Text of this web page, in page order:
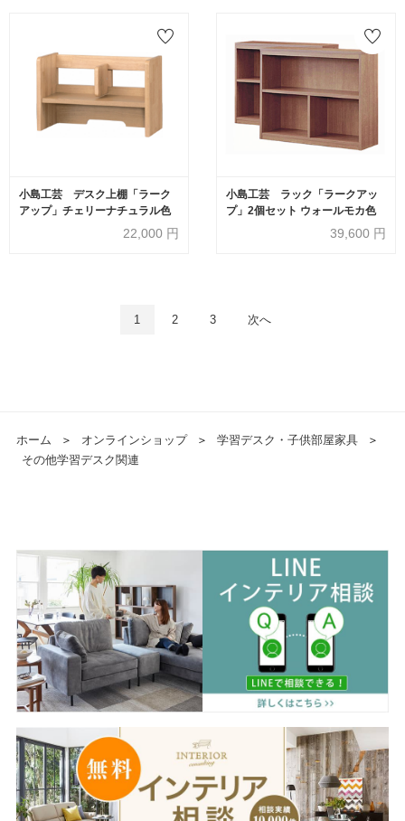
小島工芸 デスク上棚「ラーク
アップ」チェリーナチュラル色
22,000 円
小島工芸 ラック「ラークアッ
プ」2個セット ウォールモカ色
39,600 円
1 2 3 次へ
ホーム ＞ オンラインショップ ＞ 学習デスク・子供部屋家具
＞
その他学習デスク関連